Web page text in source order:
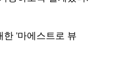
한 '마에스트로 뷰